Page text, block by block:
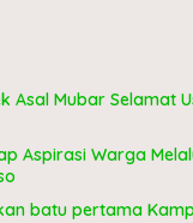
Asal Mubar Selamat
Aspirasi Warga
batu pertama